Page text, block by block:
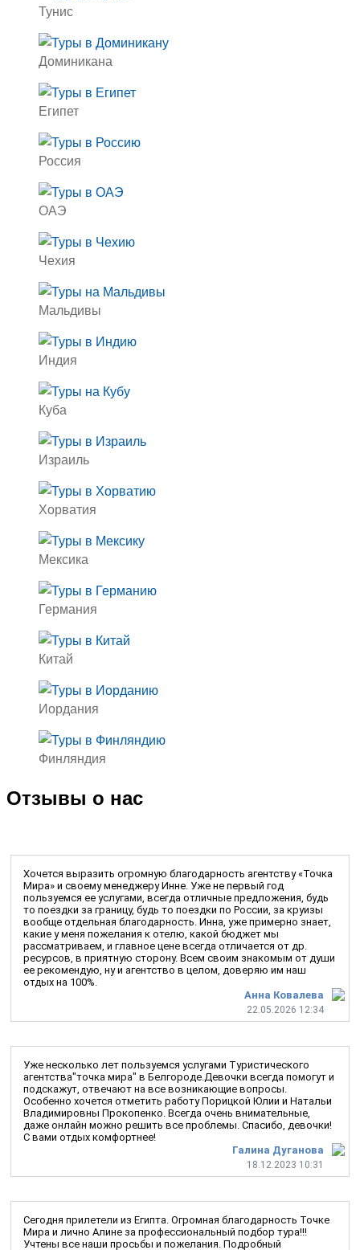
Тунис
Доминикана
Египет
Россия
ОАЭ
Чехия
Мальдивы
Индия
Куба
Израиль
Хорватия
Мексика
Германия
Китай
Иордания
Финляндия
Отзывы о нас
Анна Ковалева
22.05.2026 12:34
Хочется выразить огромную благодарность агентству «Точка
Мира» и своему менеджеру Инне. Уже не первый год
пользуемся ее услугами, всегда отличные предложения, будь
то поездки за границу, будь то поездки по России, за круизы
вообще отдельная благодарность. Инна, уже примерно знает,
какие у меня пожелания к отелю, какой бюджет мы
рассматриваем, и главное цене всегда отличается от др.
ресурсов, в приятную сторону. Всем своим знакомым от души
ее рекомендую, ну и агентство в целом, доверяю им наш
отдых на 100%.
Галина Дуганова
18.12.2023 10:31
Уже несколько лет пользуемся услугами Туристического
агентства"точка мира" в Белгороде.Девочки всегда помогут и
подскажут, отвечают на все возникающие вопросы.
Особенно хочется отметить работу Порицкой Юлии и Натальи
Владимировны Прокопенко. Всегда очень внимательные,
даже онлайн можно решить все проблемы. Спасибо, девочки!
С вами отдых комфортнее!
Сегодня прилетели из Египта. Огромная благодарность Точке
Мира и лично Алине за профессиональный подбор тура!!!
Учтены все наши просьбы и пожелания. Подробный